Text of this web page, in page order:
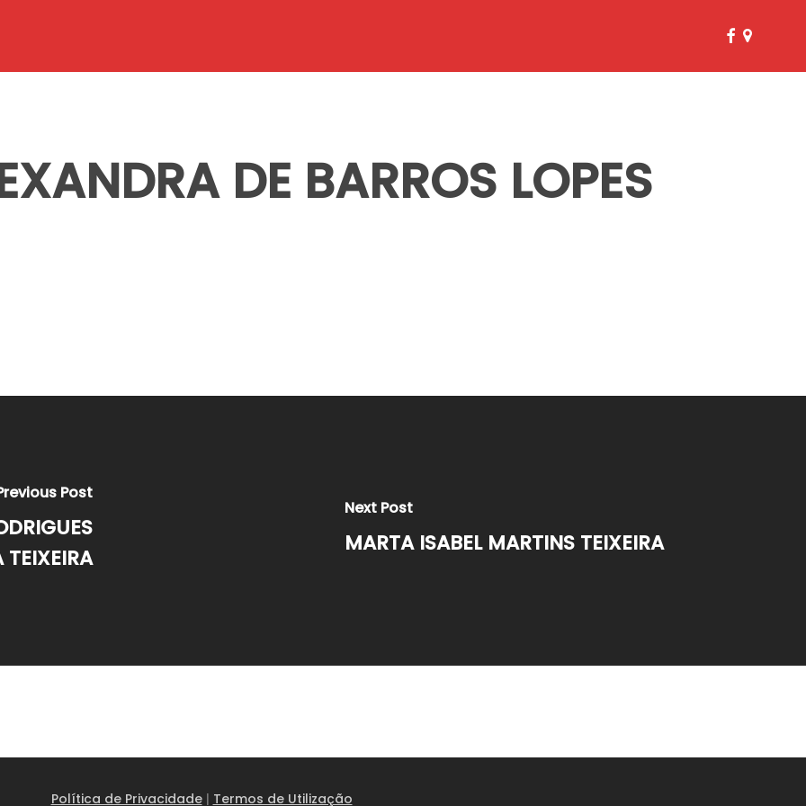
facebook
google-
plus
DE BARROS LOPES
Post
Next Post
MARTA ISABEL MARTINS TEIXEIRA
Política de Privacidade| Termos de Utilização